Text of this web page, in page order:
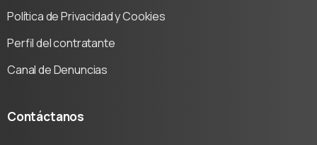
Política de Privacidad y Cookies
Perfil del contratante
Canal de Denuncias
Contáctanos